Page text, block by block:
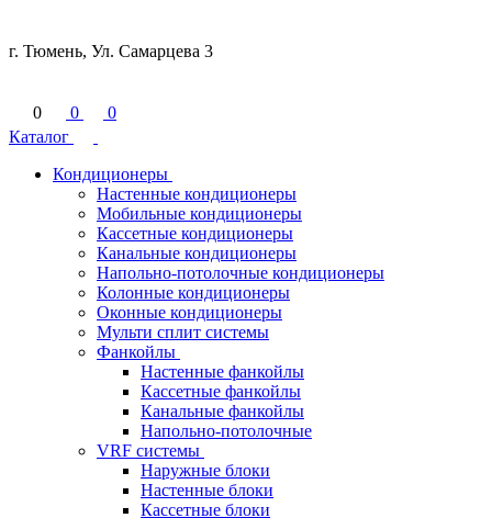
г. Тюмень, Ул. Самарцева 3
0 0
0
Каталог
Кондиционеры
Настенные кондиционеры
Мобильные кондиционеры
Кассетные кондиционеры
Канальные кондиционеры
Напольно-потолочные кондиционеры
Колонные кондиционеры
Оконные кондиционеры
Мульти сплит системы
Фанкойлы
Настенные фанкойлы
Кассетные фанкойлы
Канальные фанкойлы
Напольно-потолочные
VRF системы
Наружные блоки
Настенные блоки
Кассетные блоки